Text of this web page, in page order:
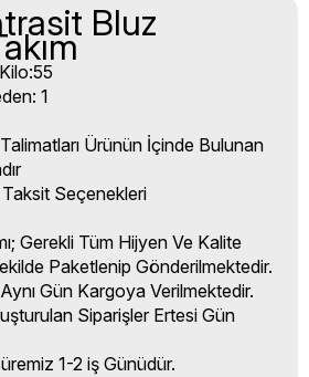
Bluz
1
Ürünün İçinde Bulunan
Seçenekleri
Gerekli Tüm Hijyen Ve Kalite
Paketlenip Gönderilmektedir.
Gün Kargoya Verilmektedir.
Siparişler Ertesi Gün
1-2 iş Günüdür.